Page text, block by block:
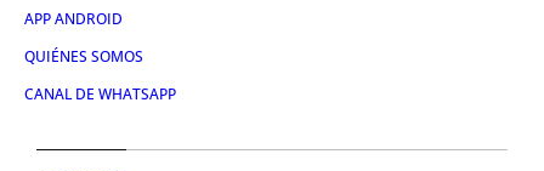
APP ANDROID
QUIÉNES SOMOS
CANAL DE WHATSAPP